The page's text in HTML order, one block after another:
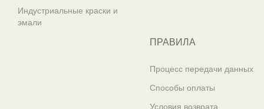
Индустриальные краски и
эмали
ПРАВИЛА
Процесс передачи данных
Способы оплаты
Условия возврата